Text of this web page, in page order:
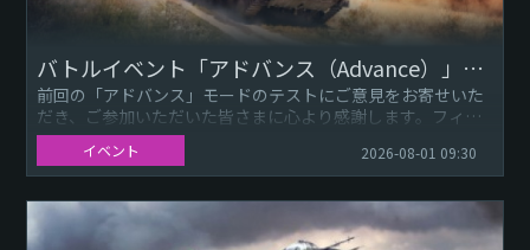
バトルイベント「アドバンス（Advance）」：高BR再戦！
前回の「アドバンス」モードのテストにご意見をお寄せいた
だき、ご参加いただいた皆さまに心より感謝します。フィー
ドバックは全体的に好意的で、皆さまから「もっとやりた
い」という声も多数い...
イベント 2026-08-01 09:30